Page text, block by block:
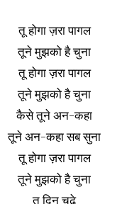
तू होगा ज़रा पागल
तूने मुझको है चुना
तू होगा ज़रा पागल
तूने मुझको है चुना
कैसे तूने अन-कहा
तूने अन-कहा सब सुना
तू होगा ज़रा पागल
तूने मुझको है चुना
तू दिन चढ़े